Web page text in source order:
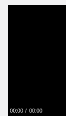
00:00 00:00